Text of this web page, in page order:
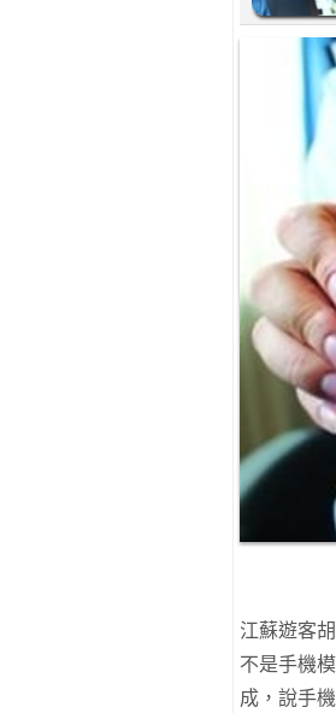
江蘇遊客
不是手機
成，說手